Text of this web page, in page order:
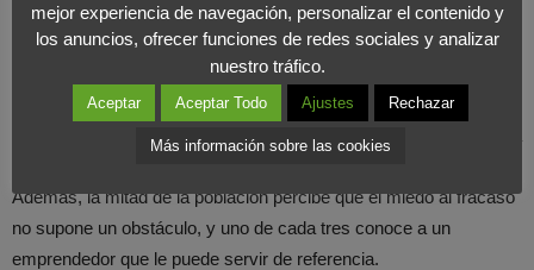
Según los expertos, las principales facilidades han sido la
innovación desde el consumidor y el acceso a infraestructuras y
servicios. Como obstáculos, han destacado las políticas
gubernamentales (trabas burocráticas e impuestos) y el acceso a
Además, la mitad de la población percibe que el miedo al fracaso
no supone un obstáculo, y uno de cada tres conoce a un
emprendedor que le puede servir de referencia.
mejor experiencia de navegación, personalizar el contenido y
los anuncios, ofrecer funciones de redes sociales y analizar
nuestro tráfico.
Aceptar Aceptar Todo Ajustes Rechazar
Más información sobre las cookies